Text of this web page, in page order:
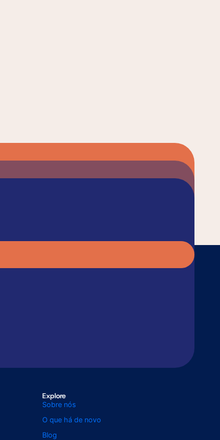
Explore
Sobre nós
O que há de novo
Blog